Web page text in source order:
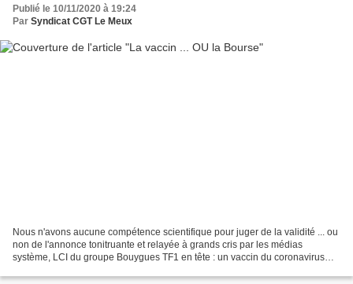
Publié le 10/11/2020 à 19:24
Par Syndicat CGT Le Meux
Nous n'avons aucune compétence scientifique pour juger de la validité ... ou
non de l'annonce tonitruante et relayée à grands cris par les médias
système, LCI du groupe Bouygues TF1 en tête : un vaccin du coronavirus